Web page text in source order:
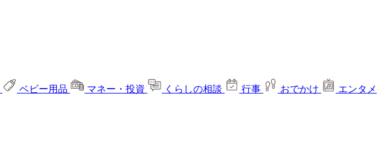
ベビー用品 マネー・投資 くらしの相談 行事 おでかけ
エンタメ